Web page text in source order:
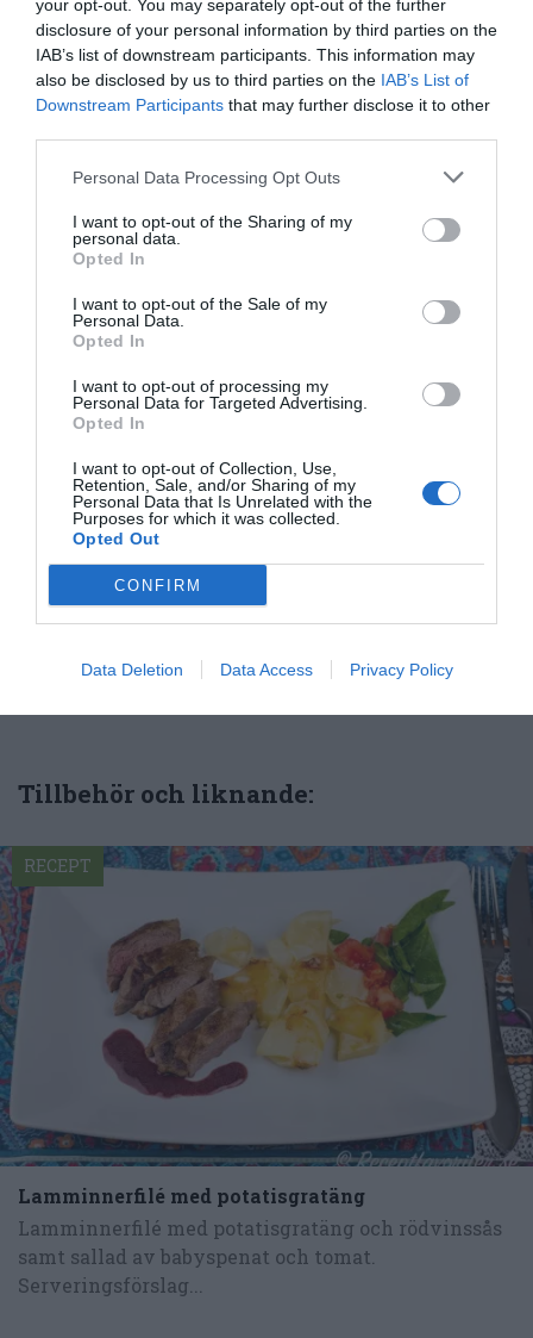
your opt-out. You may separately opt-out of the further
disclosure of your personal information by third parties on the
IAB’s list of downstream participants. This information may
also be disclosed by us to third parties on the IAB’s List of
Downstream Participants that may further disclose it to other
Personal Data Processing Opt Outs
I want to opt-out of the Sharing of my
personal data.
Opted In
I want to opt-out of the Sale of my
Personal Data.
Opted In
I want to opt-out of processing my
Personal Data for Targeted Advertising.
Opted In
I want to opt-out of Collection, Use,
Retention, Sale, and/or Sharing of my
Personal Data that Is Unrelated with the
Purposes for which it was collected.
Opted Out
CONFIRM
Data Deletion Data Access Privacy Policy
E-mail Skriv ut
Uppskattat näringsvärde per portion:
355 kcal
Publicerat:
Författare:
Mattsson
med en fil. kand i
Måltidsvetenskap från
restauranghögskolan i Grythyttan. På denna sida
delar jag med mig av tusentals olika recept för alla
smaker - noviser som hemmakockar. Alla recept
har jag provlagat, skrivit och fotat så att du ska
om mig.
Tillbehör och liknande:
Lamminnerfilé med potatisgratäng
Lamminnerfilé med potatisgratäng och rödvinssås
samt sallad av babyspenat och tomat.
Serveringsförslag...
RECEPT